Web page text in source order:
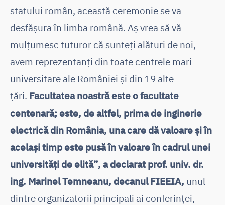
statului român, această ceremonie se va
desfășura în limba română. Aș vrea să vă
mulțumesc tuturor că sunteți alături de noi,
avem reprezentanți din toate centrele mari
universitare ale României și din 19 alte
țări. Facultatea noastră este o facultate
centenară; este, de altfel, prima de inginerie
electrică din România, una care dă valoare și în
același timp este pusă în valoare în cadrul unei
universități de elită”, a declarat prof. univ. dr.
ing. Marinel Temneanu, decanul FIEEIA, unul
dintre organizatorii principali ai conferinței,